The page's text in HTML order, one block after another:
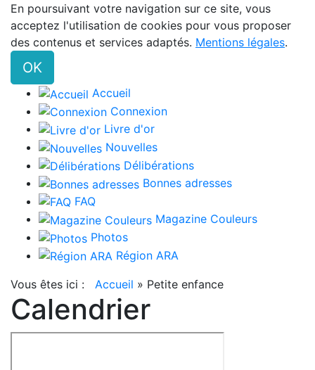
En poursuivant votre navigation sur ce site, vous
acceptez l'utilisation de cookies pour vous proposer
des contenus et services adaptés. Mentions légales.
OK
Accueil
Connexion
Livre d'or
Nouvelles
Délibérations
Bonnes adresses
FAQ
Magazine Couleurs
Photos
Région ARA
Vous êtes ici : Accueil » Petite enfance
Calendrier